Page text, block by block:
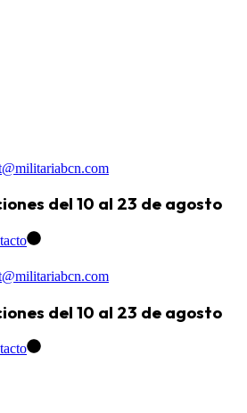
del 10 al 23 de agosto
del 10 al 23 de agosto